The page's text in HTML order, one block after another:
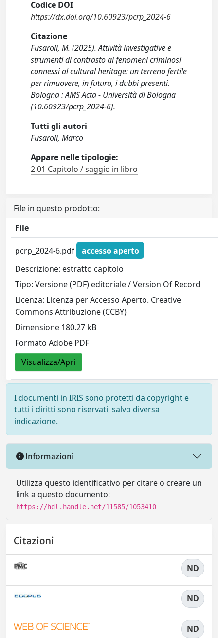
Codice DOI
https://dx.doi.org/10.60923/pcrp_2024-6
Citazione
Fusaroli, M. (2025). Attività investigative e
strumenti di contrasto ai fenomeni criminosi
connessi al cultural heritage: un terreno fertile
per rimuovere, in futuro, i dubbi presenti.
Bologna : AMS Acta - Università di Bologna
[10.60923/pcrp_2024-6].
Tutti gli autori
Fusaroli, Marco
Appare nelle tipologie:
2.01 Capitolo / saggio in libro
File in questo prodotto:
File
pcrp_2024-6.pdf
accesso aperto
Descrizione: estratto capitolo
Tipo: Versione (PDF) editoriale / Version Of Record
Licenza: Licenza per Accesso Aperto. Creative
Commons Attribuzione (CCBY)
Dimensione 180.27 kB
Formato Adobe PDF
Visualizza/Apri
I documenti in IRIS sono protetti da copyright e
tutti i diritti sono riservati, salvo diversa
indicazione.
Informazioni
Utilizza questo identificativo per citare o creare un
link a questo documento:
https://hdl.handle.net/11585/1053410
Citazioni
ND
ND
ND